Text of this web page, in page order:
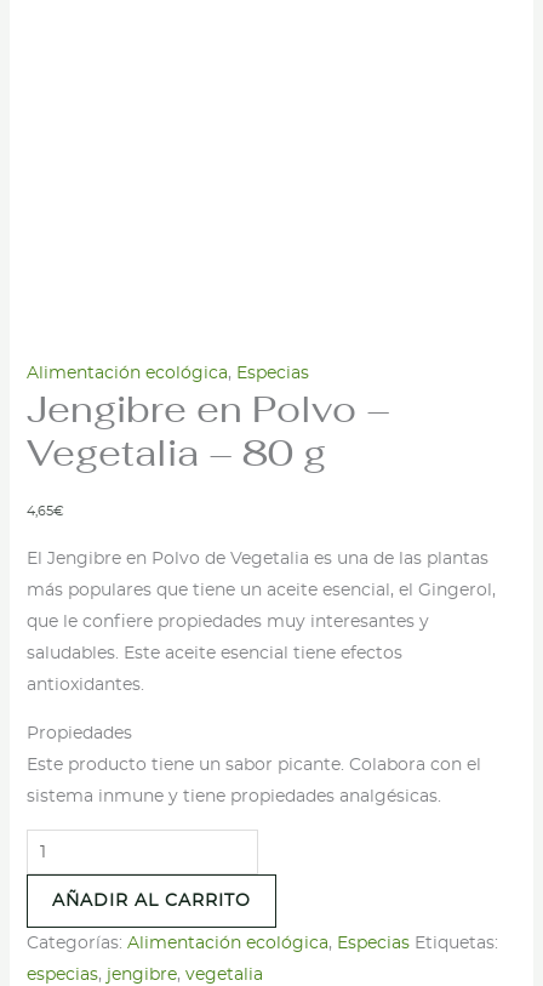
Alimentación ecológica, Especias
Jengibre en Polvo –
Vegetalia – 80 g
4,65€
El Jengibre en Polvo de Vegetalia es una de las plantas
más populares que tiene un aceite esencial, el Gingerol,
que le confiere propiedades muy interesantes y
saludables. Este aceite esencial tiene efectos
antioxidantes.
Propiedades
Este producto tiene un sabor picante. Colabora con el
sistema inmune y tiene propiedades analgésicas.
Jengibre
en
Polvo
-
Vegetalia
AÑADIR AL CARRITO
Categorías: Alimentación ecológica, Especias Etiquetas:
especias, jengibre, vegetalia